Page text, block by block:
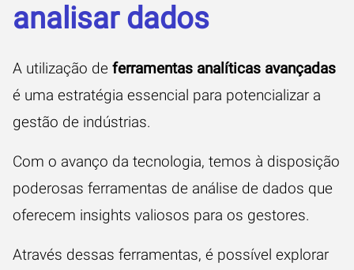
analisar dados
A utilização de ferramentas analíticas avançadas
é uma estratégia essencial para potencializar a
gestão de indústrias.
Com o avanço da tecnologia, temos à disposição
poderosas ferramentas de análise de dados que
oferecem insights valiosos para os gestores.
Através dessas ferramentas, é possível explorar